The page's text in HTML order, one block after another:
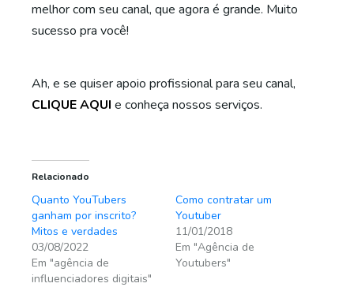
melhor com seu canal, que agora é grande. Muito
sucesso pra você!
Ah, e se quiser apoio profissional para seu canal,
CLIQUE AQUI e conheça nossos serviços.
Relacionado
Quanto YouTubers
ganham por inscrito?
Mitos e verdades
03/08/2022
Em "agência de
influenciadores digitais"
Como contratar um
Youtuber
11/01/2018
Em "Agência de
Youtubers"